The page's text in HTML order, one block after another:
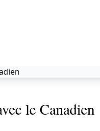
le Canadien